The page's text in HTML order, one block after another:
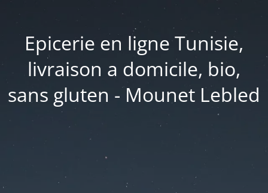
Epicerie en ligne Tunisie,
livraison a domicile, bio,
sans gluten - Mounet Lebled